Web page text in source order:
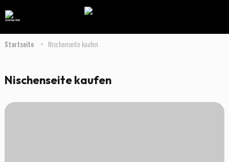
Startseite > Nischenseite kaufen
Nischenseite kaufen